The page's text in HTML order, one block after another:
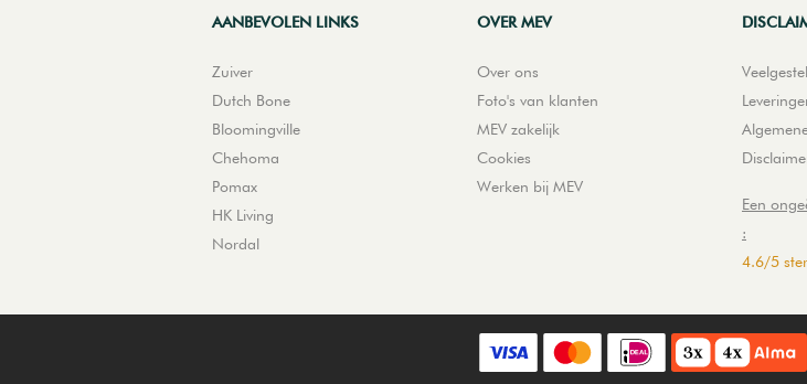
AANBEVOLEN LINKS
Zuiver
Dutch Bone
Bloomingville
Chehoma
Pomax
HK Living
Nordal
OVER MEV
Over ons
Foto's van klanten
MEV zakelijk
Cookies
Werken bij MEV
Een
:
4.6/5